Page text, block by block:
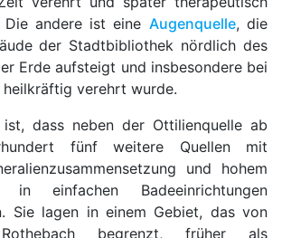
andere ist eine Augenquelle, die
der Stadtbibliothek nördlich des
Erde aufsteigt und insbesondere bei
heilkräftig verehrt wurde.
ist, dass neben der Ottilienquelle ab
fünf weitere Quellen mit
und hohem
in einfachen Badeeinrichtungen
Sie lagen in einem Gebiet, das von
begrenzt, früher als